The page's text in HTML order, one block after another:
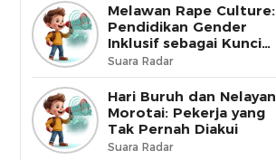
Melawan Rape Culture:
Pendidikan Gender
Inklusif sebagai Kunci
Perubahan
Suara Radar
Hari Buruh dan Nelayan
Morotai: Pekerja yang
Tak Pernah Diakui
Suara Radar